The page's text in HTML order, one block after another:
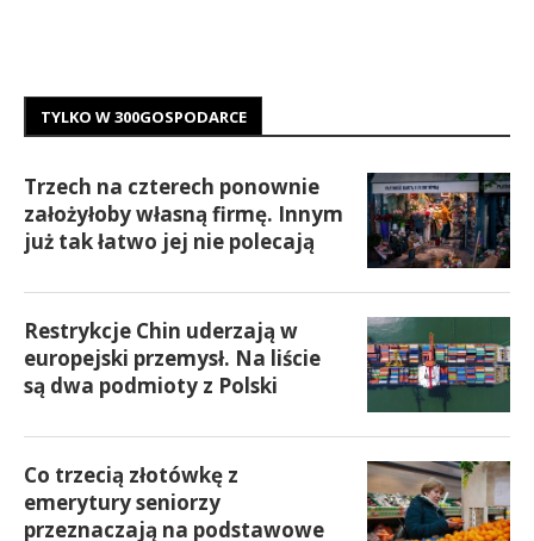
TYLKO W 300GOSPODARCE
Trzech na czterech ponownie
założyłoby własną firmę. Innym
już tak łatwo jej nie polecają
Restrykcje Chin uderzają w
europejski przemysł. Na liście
są dwa podmioty z Polski
Co trzecią złotówkę z
emerytury seniorzy
przeznaczają na podstawowe